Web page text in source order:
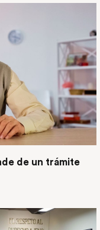
de un trámite